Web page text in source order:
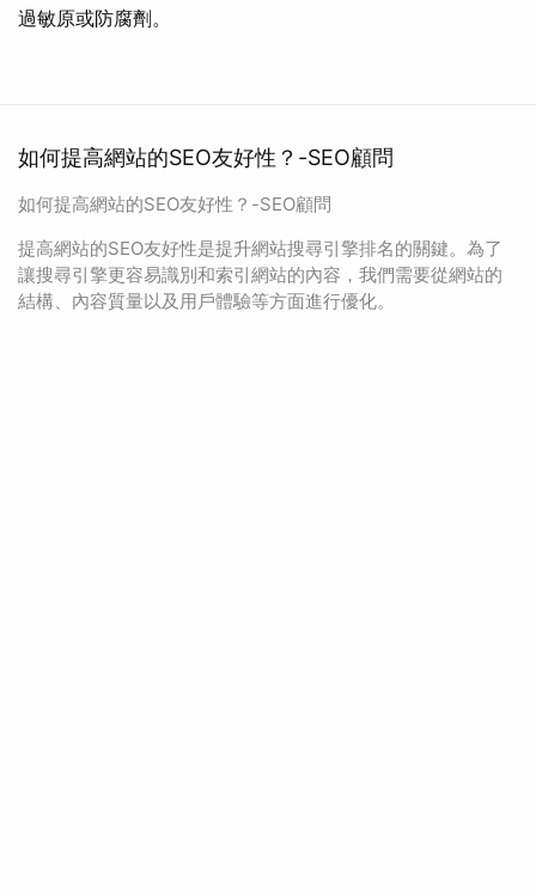
過敏原或防腐劑。
如何提高網站的SEO友好性？-SEO顧問
如何提高網站的SEO友好性？-SEO顧問
提高網站的SEO友好性是提升網站搜尋引擎排名的關鍵。為了
讓搜尋引擎更容易識別和索引網站的內容，我們需要從網站的
結構、內容質量以及用戶體驗等方面進行優化。